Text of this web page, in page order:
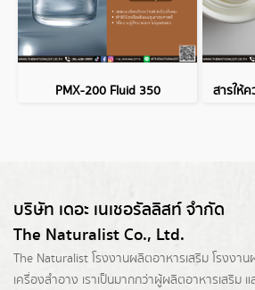
PMX-200 Fluid 350 สารให้
บริษัท เดอะ เนเชอรัลลิสท์ จำกัด
The Naturalist Co., Ltd.
The Naturalist โรงงานผลิตอาหารเสริม โรงงา
เครื่องสำอาง เราเป็นมากกว่าผู้ผลิตอาหารเสริม แ